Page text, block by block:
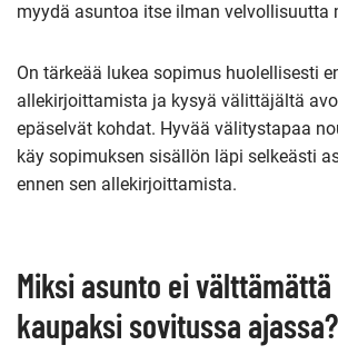
myydä asuntoa itse ilman velvollisuutta
On tärkeää lukea sopimus huolellisesti
allekirjoittamista ja kysyä välittäjältä
epäselvät kohdat. Hyvää välitystapaa
käy sopimuksen sisällön läpi selkeästi
ennen sen allekirjoittamista.
Miksi asunto ei välttämättä
kaupaksi sovitussa ajassa?